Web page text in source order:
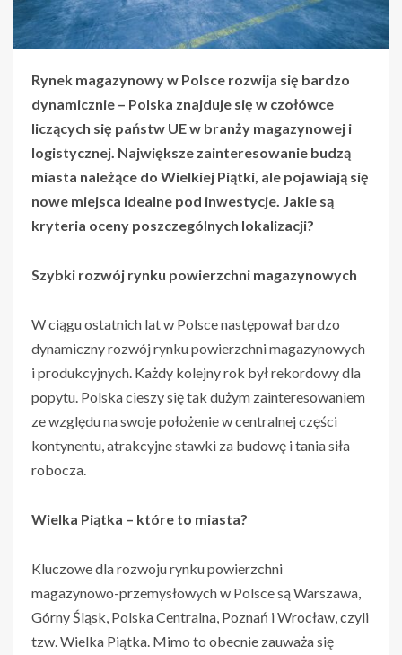
Rynek magazynowy w Polsce rozwija się bardzo
dynamicznie – Polska znajduje się w czołówce
liczących się państw UE w branży magazynowej i
logistycznej. Największe zainteresowanie budzą
miasta należące do Wielkiej Piątki, ale pojawiają się
nowe miejsca idealne pod inwestycje. Jakie są
kryteria oceny poszczególnych lokalizacji?
Szybki rozwój rynku powierzchni magazynowych
W ciągu ostatnich lat w Polsce następował bardzo
dynamiczny rozwój rynku powierzchni magazynowych
i produkcyjnych. Każdy kolejny rok był rekordowy dla
popytu. Polska cieszy się tak dużym zainteresowaniem
ze względu na swoje położenie w centralnej części
kontynentu, atrakcyjne stawki za budowę i tania siła
robocza.
Wielka Piątka – które to miasta?
Kluczowe dla rozwoju rynku powierzchni
magazynowo-przemysłowych w Polsce są Warszawa,
Górny Śląsk, Polska Centralna, Poznań i Wrocław, czyli
tzw. Wielka Piątka. Mimo to obecnie zauważa się